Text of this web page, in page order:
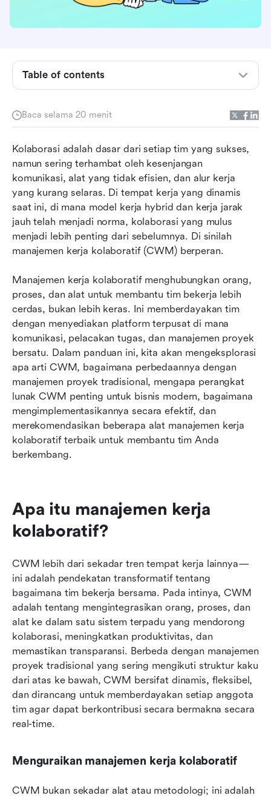
Baca selama 20 menit
Kolaborasi adalah dasar dari setiap tim yang sukses,
namun sering terhambat oleh kesenjangan
komunikasi, alat yang tidak efisien, dan alur kerja
yang kurang selaras. Di tempat kerja yang dinamis
saat ini, di mana model kerja hybrid dan kerja jarak
jauh telah menjadi norma, kolaborasi yang mulus
menjadi lebih penting dari sebelumnya. Di sinilah
manajemen kerja kolaboratif (CWM) berperan.
Manajemen kerja kolaboratif menghubungkan orang,
proses, dan alat untuk membantu tim bekerja lebih
cerdas, bukan lebih keras. Ini memberdayakan tim
dengan menyediakan platform terpusat di mana
komunikasi, pelacakan tugas, dan manajemen proyek
bersatu. Dalam panduan ini, kita akan mengeksplorasi
apa arti CWM, bagaimana perbedaannya dengan
manajemen proyek tradisional, mengapa perangkat
lunak CWM penting untuk bisnis modern, bagaimana
mengimplementasikannya secara efektif, dan
merekomendasikan beberapa alat manajemen kerja
kolaboratif terbaik untuk membantu tim Anda
berkembang.
Apa itu manajemen kerja
kolaboratif?
CWM lebih dari sekadar tren tempat kerja lainnya—
ini adalah pendekatan transformatif tentang
bagaimana tim bekerja bersama. Pada intinya, CWM
adalah tentang mengintegrasikan orang, proses, dan
alat ke dalam satu sistem terpadu yang mendorong
kolaborasi, meningkatkan produktivitas, dan
memastikan transparansi. Berbeda dengan manajemen
proyek tradisional yang sering mengikuti struktur kaku
dari atas ke bawah, CWM bersifat dinamis, fleksibel,
dan dirancang untuk memberdayakan setiap anggota
tim agar dapat berkontribusi secara bermakna secara
real-time.
Menguraikan manajemen kerja kolaboratif
CWM bukan sekadar alat atau metodologi; ini adalah
Table of contents
CWM
solusi manajemen kerja kolaboratif
kolaboratif
Alat manajemen kerja kolaboratif teratas untuk
meningkatkan kinerja tim Anda
Implementasi manajemen kerja kolaboratif
dalam tim Anda
Kesimpulan: Masa depan kolaborasi dimulai
Bacaan terkait
FAQ